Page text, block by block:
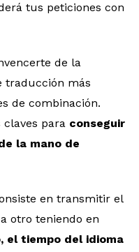
tus peticiones con
de la
traducción más
de combinación.
claves para conseguir
la mano de
en transmitir el
otro teniendo en
el tiempo del idioma